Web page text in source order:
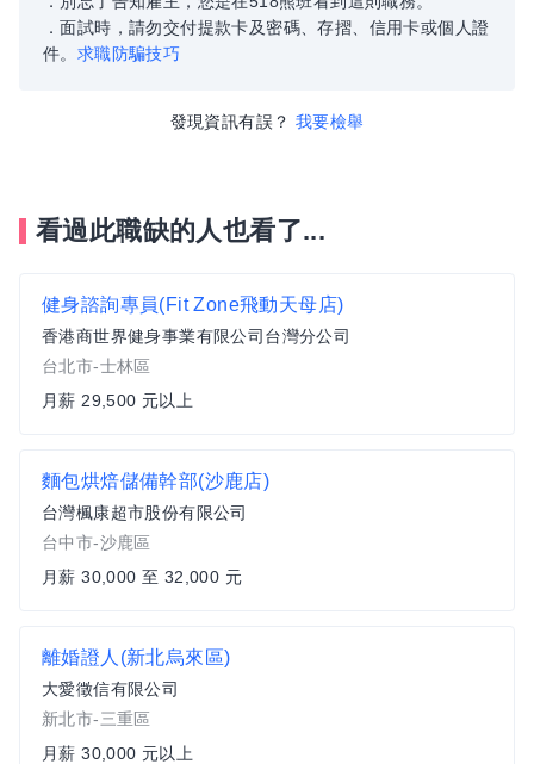
．面試時，請勿交付提款卡及密碼、存摺、信用卡或個人證
件。 求職防騙技巧
發現資訊有誤？ 我要檢舉
看過此職缺的人也看了...
健身諮詢專員(Fit Zone飛動天母店)
香港商世界健身事業有限公司台灣分公司
台北市-士林區
月薪 29,500 元以上
麵包烘焙儲備幹部(沙鹿店)
台灣楓康超市股份有限公司
台中市-沙鹿區
月薪 30,000 至 32,000 元
離婚證人(新北烏來區)
大愛徵信有限公司
新北市-三重區
月薪 30,000 元以上